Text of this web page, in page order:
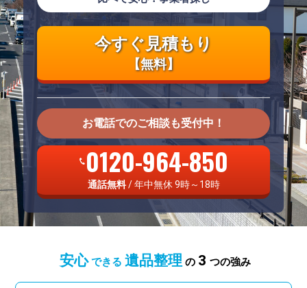
今すぐ見積もり
【無料】
お電話でのご相談も受付中！
0120-964-850
通話無料/ 年中無休 9時～18時
安心 できる 遺品整理 の 3 つの強み